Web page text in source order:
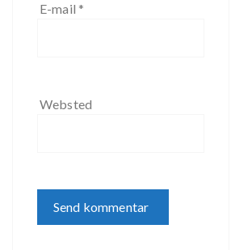
E-mail *
Websted